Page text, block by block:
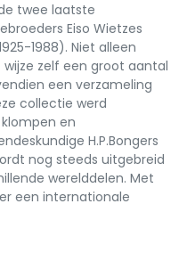
twee laatste
Eiso Wietzes
1988). Niet alleen
zelf een groot aantal
een verzameling
collectie werd
en
H.P.Bongers
nog steeds uitgebreid
werelddelen. Met
een internationale